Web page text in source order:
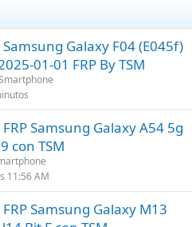
Samsung Galaxy F04 (E045f)
01-01 FRP By TSM
FRP Samsung Galaxy A54 5g
con TSM
11:56 AM
FRP Samsung Galaxy M13